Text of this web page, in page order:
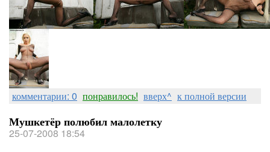
комментарии: 0 понравилось! вверх^ к полной версии
Мушкетёр полюбил малолетку
25-07-2008 18:54